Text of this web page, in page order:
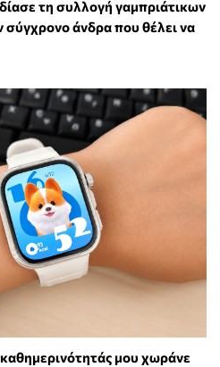
τη συλλογή γαμπριάτικων
σύγχρονο άνδρα που θέλει να
μου χωράνε